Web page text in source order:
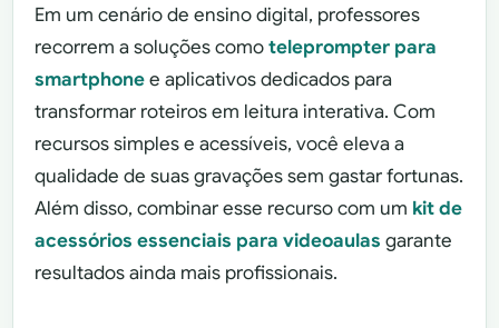
Em um cenário de ensino digital, professores
recorrem a soluções comoteleprompter para
smartphonee aplicativos dedicados para
transformar roteiros em leitura interativa. Com
recursos simples e acessíveis, você eleva a
qualidade de suas gravações sem gastar fortunas.
Além disso, combinar esse recurso com um kit de
acessórios essenciais para videoaulas garante
resultados ainda mais profissionais.